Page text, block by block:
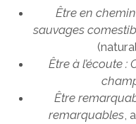
Être en
sauvages
Être à l’écoute
Être
remarquables,